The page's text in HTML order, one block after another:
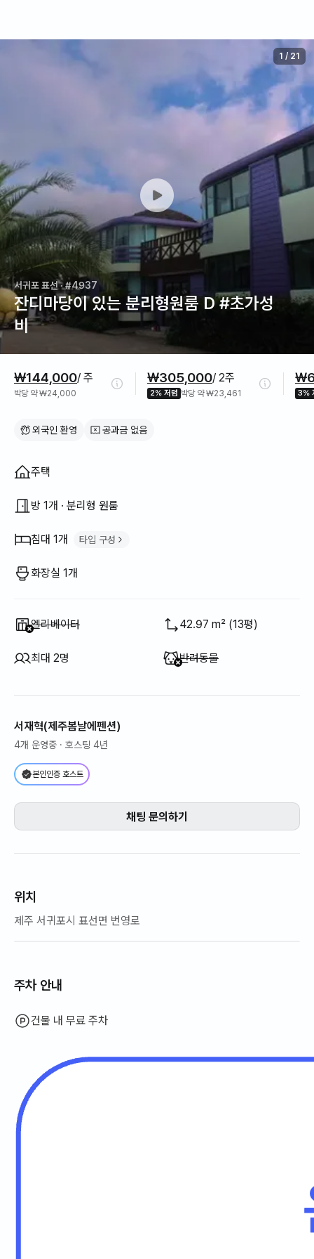
서귀포 표선· #4937
잔디마당이 있는 분리형원룸 D #초가성
비
1 / 21
₩144,000/ 주
박당 약 ₩24,000
₩305,000/ 2주
2% 저렴 박당 약 ₩23,461 3%
외국인 환영 공과금 없음
집 구조
주택
방 1개 · 분리형 원룸
침대 1개 타입 구성
화장실 1개
이용 불가:
엘리베이터 42.97 m² (13평)
최대 2명 이용 불가
반려동물
서재혁(제주봄날에펜션)
4개 운영중 · 호스팅 4년
본인인증 호스트
채팅 문의하기
위치
제주 서귀포시 표선면 번영로
주차 안내
건물 내 무료 주차